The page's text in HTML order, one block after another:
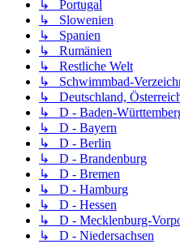
↳ Portugal
↳ Slowenien
↳ Spanien
↳ Rumänien
↳ Restliche Welt
↳ Schwimmbad-
↳ Deutschland,
↳ D - Baden-
↳ D - Bayern
↳ D - Berlin
↳ D - Brandenburg
↳ D - Bremen
↳ D - Hamburg
↳ D - Hessen
↳ D - Mecklenburg-
↳ D - Niedersachsen